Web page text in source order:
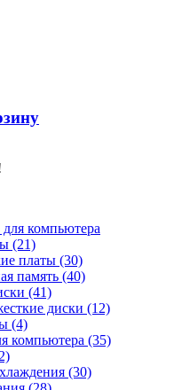
компьютера
(21)
платы (30)
память (40)
(41)
диски (12)
(4)
компьютера (35)
(30)